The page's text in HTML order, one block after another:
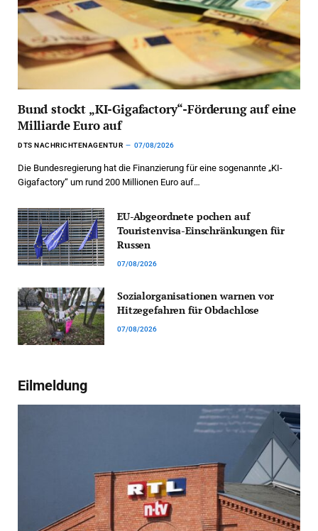
Bund stockt „KI-Gigafactory“-Förderung auf eine
Milliarde Euro auf
DTS NACHRICHTENAGENTUR 07/08/2026
Die Bundesregierung hat die Finanzierung für eine sogenannte „KI-
Gigafactory“ um rund 200 Millionen Euro auf…
EU-Abgeordnete pochen auf
Touristenvisa-Einschränkungen für
Russen
07/08/2026
Sozialorganisationen warnen vor
Hitzegefahren für Obdachlose
07/08/2026
Eilmeldung